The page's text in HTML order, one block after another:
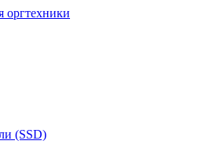
оргтехники
(SSD)